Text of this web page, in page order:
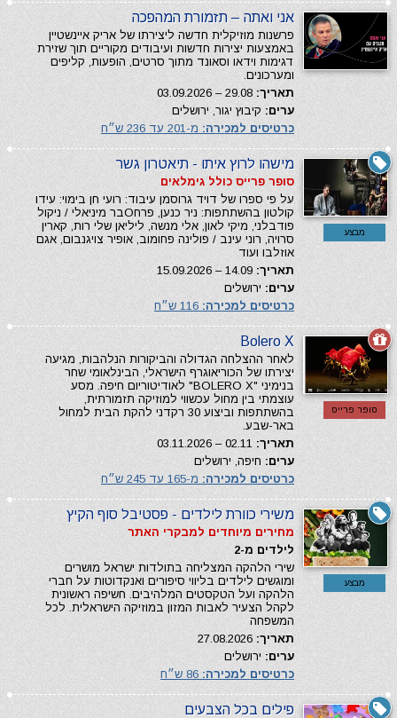
אני ואתה – תזמורת המהפכה
פרשנות מוזיקלית חדשה ליצירתו של אריק איינשטיין
באמצעות יצירות חדשות ועיבודים מקוריים תוך שזירת
דגימות וידאו וסאונד מתוך סרטים, הופעות, קליפים
ומערכונים.
תאריך:
ערים: קיבוץ יגור, ירושלים
כרטיסים למכירה: מ-201 עד 236 ש״ח
מבצע
מישהו לרוץ איתו - תיאטרון גשר
סופר פרייס כולל גימלאים
על פי ספרו של דויד גרוסמן עיבוד: רועי חן בימוי: עידו
קולטון בהשתתפות: ניר כנען, פרחОבר מיניאלי / ניקול
פודבלני, מיקי לאון, אלי מנשה, ליליאן שלי רות, קארין
סרויה, רוני עינב / פולינה פחומוב, אופיר צויגנבום, אגם
אוזלבו ועוד
תאריך:
ערים: ירושלים
כרטיסים למכירה:
סופר פרייס
Bolero X
לאחר ההצלחה הגדולה והביקורות הנלהבות, מגיעה
יצירתו של הכוריאוגרף הישראלי, הבינלאומי שחר
בנימיני "BOLERO X" לאודיטוריום חיפה. מסע
עוצמתי בין מחול עכשווי למוזיקה תזמורתית,
בהשתתפות וביצוע 30 רקדני להקת הבית למחול
באר-שבע.
תאריך:
ערים: חיפה, ירושלים
כרטיסים למכירה: מ-165 עד 245 ש״ח
מבצע
משירי כוורת לילדים - פסטיבל סוף הקיץ
מחירים מיוחדים למבקרי האתר
לילדים מ-2
שירי הלהקה המצליחה בתולדות ישראל מושרים
ומוגשים לילדים בליווי סיפורים ואנקדוטות על חברי
הלהקה ועל הטקסטים המלהיבים. חשיפה ראשונית
לקהל הצעיר לאבות המזון במוזיקה הישראלית. לכל
המשפחה
תאריך:
ערים: ירושלים
כרטיסים למכירה:
פילים בכל הצבעים